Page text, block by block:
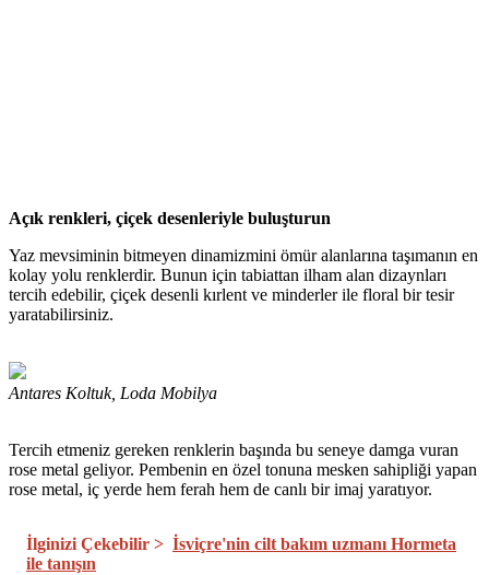
Açık renkleri, çiçek desenleriyle buluşturun
Yaz mevsiminin bitmeyen dinamizmini ömür alanlarına taşımanın en
kolay yolu renklerdir. Bunun için tabiattan ilham alan dizaynları
tercih edebilir, çiçek desenli kırlent ve minderler ile floral bir tesir
yaratabilirsiniz.
Antares Koltuk, Loda Mobilya
Tercih etmeniz gereken renklerin başında bu seneye damga vuran
rose metal geliyor. Pembenin en özel tonuna mesken sahipliği yapan
rose metal, iç yerde hem ferah hem de canlı bir imaj yaratıyor.
İlginizi Çekebilir > İsviçre'nin cilt bakım uzmanı Hormeta
ile tanışın